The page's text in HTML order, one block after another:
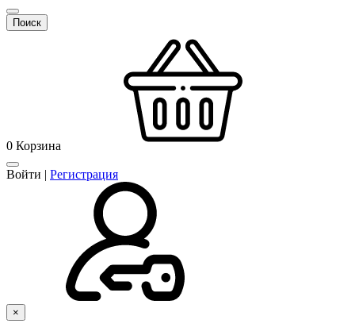
0 Корзина
Войти | Регистрация
×